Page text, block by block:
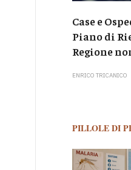
Case e
Piano di
Regione
ENRICO TRICANICO
PILLOLE DI